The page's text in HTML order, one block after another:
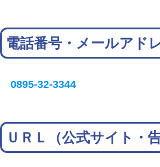
電話番号・メールアド
0895-32-3344
ＵＲＬ（公式サイト・